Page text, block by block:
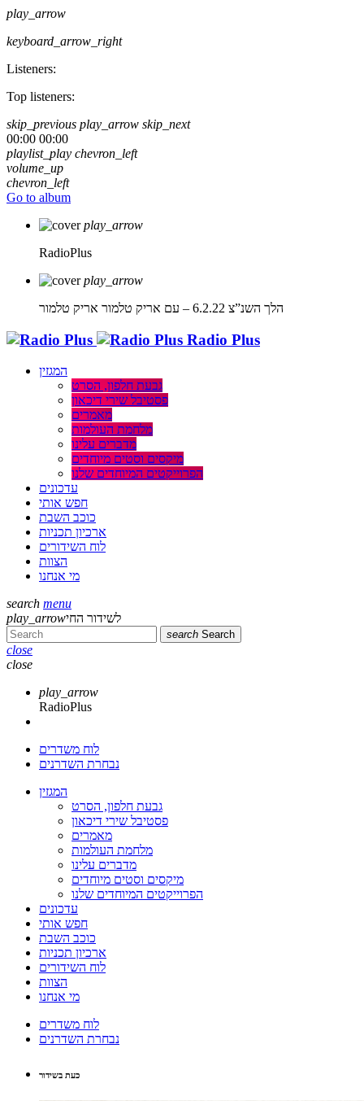
play_arrow
keyboard_arrow_right
Listeners:
Top listeners:
skip_previous play_arrow skip_next
00:00 00:00
playlist_play chevron_left
volume_up
chevron_left
Go to album
play_arrow
RadioPlus
play_arrow
הלך השנ”צ 6.2.22 – עם אריק טלמור
אריק טלמור
Radio Plus
המגזין
גבעת חלפון, הסרט
פסטיבל שירי דיכאון
מאמרים
מלחמת העולמות
מדברים עלינו
מיקסים וסטים מיוחדים
הפרוייקטים המיוחדים שלנו
עדכונים
חפש אותי
כוכב השבת
ארכיון תכניות
לוח השידורים
הצוות
מי אנחנו
search menu
play_arrowלשידור החי
search Search
close
close
play_arrow
RadioPlus
לוח משדרים
נבחרת השדרנים
המגזין
גבעת חלפון, הסרט
פסטיבל שירי דיכאון
מאמרים
מלחמת העולמות
מדברים עלינו
מיקסים וסטים מיוחדים
הפרוייקטים המיוחדים שלנו
עדכונים
חפש אותי
כוכב השבת
ארכיון תכניות
לוח השידורים
הצוות
מי אנחנו
לוח משדרים
נבחרת השדרנים
כעת בשידור